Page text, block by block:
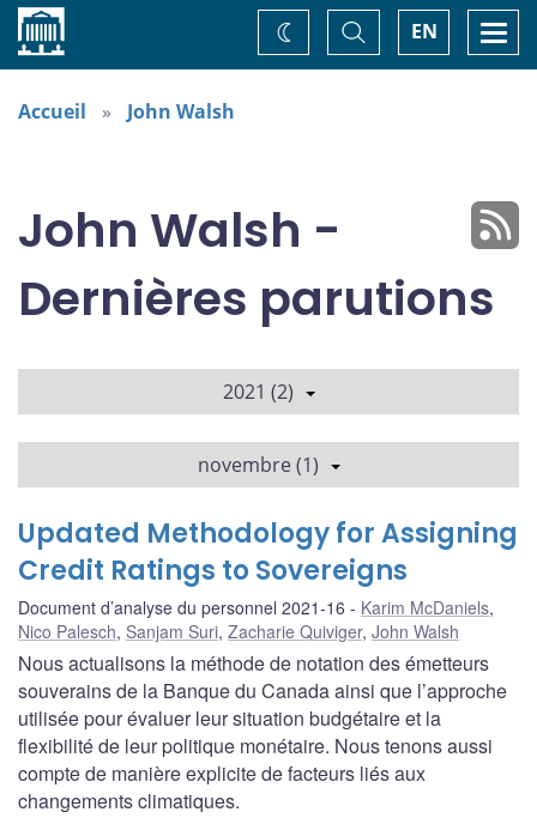
Accueil EN
Basculer
la
recherche
Changez
de
Accueil John Walsh
John Walsh -
Dernières parutions
2021 (2)
novembre (1)
Updated Methodology for Assigning
Credit Ratings to Sovereigns
Document d’analyse du personnel 2021-16 Karim McDaniels,
Nico Palesch, Sanjam Suri, Zacharie Quiviger, John Walsh
Nous actualisons la méthode de notation des émetteurs
souverains de la Banque du Canada ainsi que l’approche
utilisée pour évaluer leur situation budgétaire et la
flexibilité de leur politique monétaire. Nous tenons aussi
compte de manière explicite de facteurs liés aux
changements climatiques.